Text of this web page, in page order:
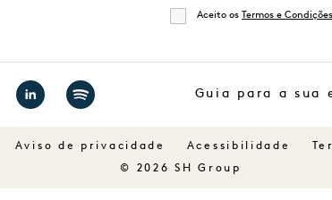
De acordo
Aceito os Termos e Condições
1
1
Guia para a sua
Aviso de privacidade Acessibilidade
© 2026 SH Group